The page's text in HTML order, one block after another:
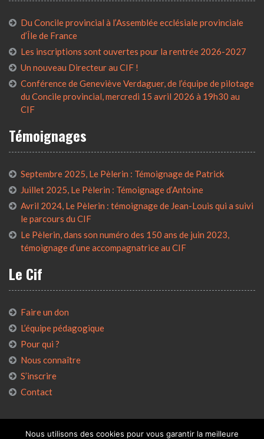
Du Concile provincial à l’Assemblée ecclésiale provinciale
d’Île de France
Les inscriptions sont ouvertes pour la rentrée 2026-2027
Un nouveau Directeur au CIF !
Conférence de Geneviève Verdaguer, de l’équipe de pilotage
du Concile provincial, mercredi 15 avril 2026 à 19h30 au
CIF
Témoignages
Septembre 2025, Le Pèlerin : Témoignage de Patrick
Juillet 2025, Le Pèlerin : Témoignage d’Antoine
Avril 2024, Le Pèlerin : témoignage de Jean-Louis qui a suivi
le parcours du CIF
Le Pèlerin, dans son numéro des 150 ans de juin 2023,
témoignage d’une accompagnatrice au CIF
Le Cif
Faire un don
L’équipe pédagogique
Pour qui ?
Nous connaître
S’inscrire
Contact
Nous utilisons des cookies pour vous garantir la meilleure